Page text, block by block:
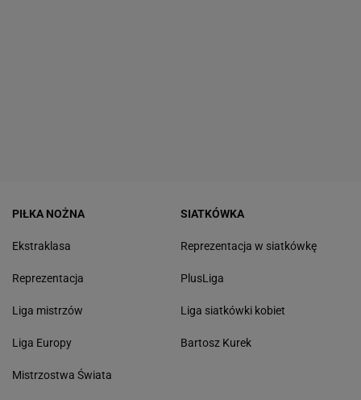
PIŁKA NOŻNA
Ekstraklasa
Reprezentacja
Liga mistrzów
Liga Europy
Mistrzostwa Świata
SIATKÓWKA
Reprezentacja w siatkówkę
PlusLiga
Liga siatkówki kobiet
Bartosz Kurek